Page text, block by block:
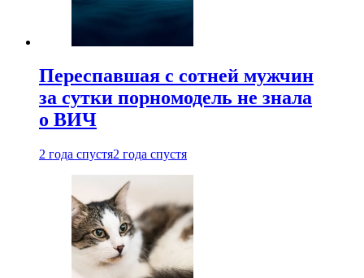
Переспавшая с сотней мужчин
за сутки порномодель не знала
о ВИЧ
2 года спустя2 года спустя